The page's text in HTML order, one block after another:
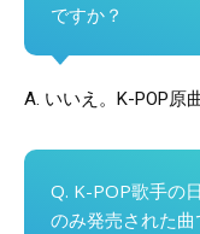
ですか？
A. いいえ。K-POP原
Q. K-POP歌手の
のみ発売された